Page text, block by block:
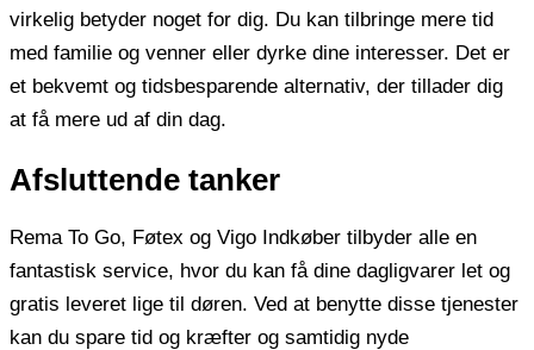
virkelig betyder noget for dig. Du kan tilbringe mere tid
med familie og venner eller dyrke dine interesser. Det er
et bekvemt og tidsbesparende alternativ, der tillader dig
at få mere ud af din dag.
Afsluttende tanker
Rema To Go, Føtex og Vigo Indkøber tilbyder alle en
fantastisk service, hvor du kan få dine dagligvarer let og
gratis leveret lige til døren. Ved at benytte disse tjenester
kan du spare tid og kræfter og samtidig nyde